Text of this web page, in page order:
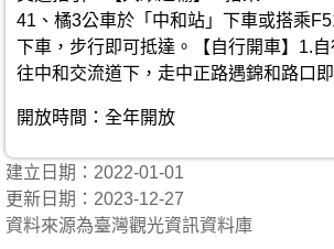
41、橘3公車於「中和站」下車或搭乘
下車，步行即可抵達。【自行開車】1.
往中和交流道下，走中正路遇錦和路口
開放時間：全年開放
建立日期：2022-01-01
更新日期：2023-12-27
資料來源為臺灣觀光資訊資料庫